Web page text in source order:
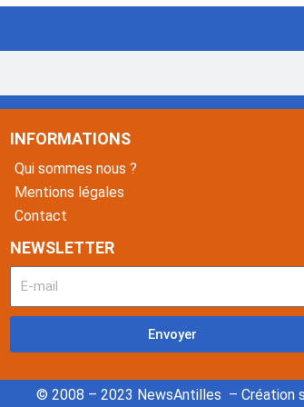
INFORMATIONS
Qui sommes nous ?
Mentions légales
Contact
NEWSLETTER
Envoyer
© 2008 – 2023 NewsAntilles – Création